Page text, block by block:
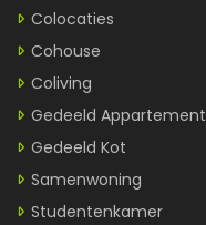
Colocaties
Cohouse
Coliving
Gedeeld Appartement
Gedeeld Kot
Samenwoning
Studentenkamer